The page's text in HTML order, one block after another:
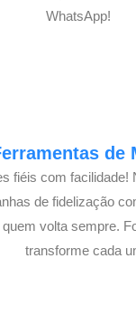
WhatsApp!
de
fiéis com
de fidelização
volta sempre.
transforme cada